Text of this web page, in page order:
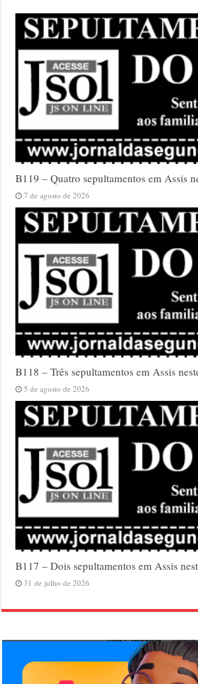
B119 – Quatro sepultamentos em Assis
7 de agosto de 2026
B118 – Três sepultamentos em Assis
5 de agosto de 2026
B117 – Dois sepultamentos em Assis
31 de julho de 2026